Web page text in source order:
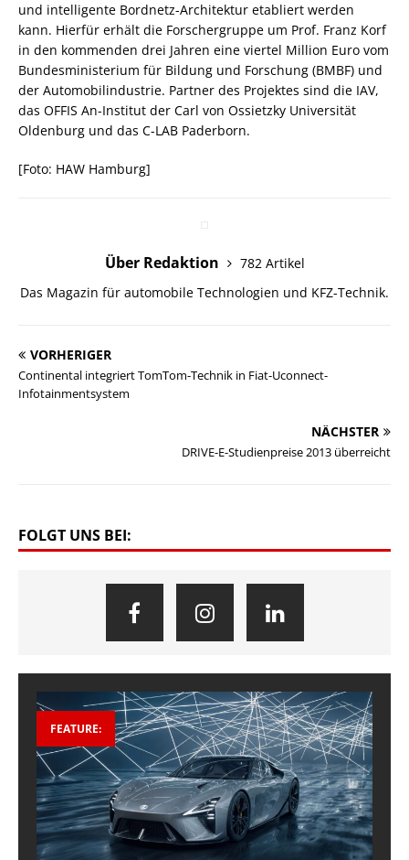
und intelligente Bordnetz-Architektur etabliert werden
kann. Hierfür erhält die Forschergruppe um Prof. Franz Korf
in den kommenden drei Jahren eine viertel Million Euro vom
Bundesministerium für Bildung und Forschung (BMBF) und
der Automobilindustrie. Partner des Projektes sind die IAV,
das OFFIS An-Institut der Carl von Ossietzky Universität
Oldenburg und das C-LAB Paderborn.
[Foto: HAW Hamburg]
Über Redaktion
782 Artikel
Das Magazin für automobile Technologien und KFZ-Technik.
VORHERIGER
Continental integriert TomTom-Technik in Fiat-Uconnect-
Infotainmentsystem
NÄCHSTER
DRIVE-E-Studienpreise 2013 überreicht
FOLGT UNS BEI:
FEATURE: